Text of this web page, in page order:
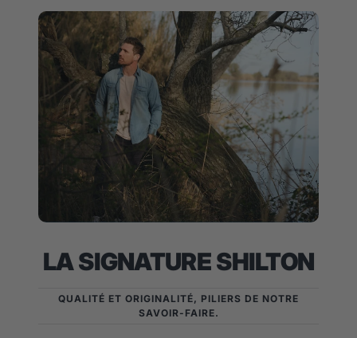
LA SIGNATURE SHILTON
QUALITÉ ET ORIGINALITÉ, PILIERS DE NOTRE
SAVOIR-FAIRE.